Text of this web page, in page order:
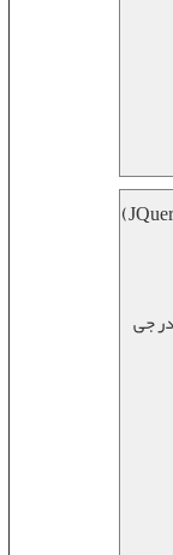
« افکت ها در جی کوئری (JQuery Effects)
جی